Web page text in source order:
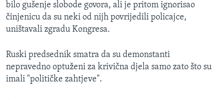
bilo gušenje slobode govora, ali je pritom ignorisao
činjenicu da su neki od nijh povrijedili policajce,
uništavali zgradu Kongresa.
Ruski predsednik smatra da su demonstanti
nepravedno optuženi za krivična djela samo zato što su
imali "političke zahtjeve".